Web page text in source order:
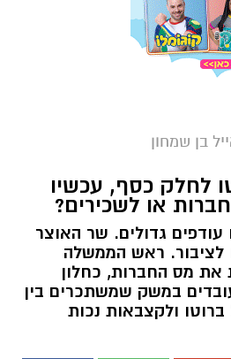
בן שמחון
לחלק כסף, עכשיו
או לשכירים?
עודפים גדולים. שר האוצר
לציבור. ראש הממשלה
את מס החברות, כחלון
במשק שמשתכרים בין
שקל ברוטו ולקצבאות נכות